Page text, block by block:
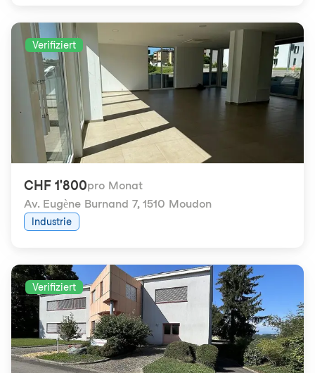
Verifiziert
CHF 1'800pro Monat
Av. Eugène Burnand 7, 1510 Moudon
Industrie
Verifiziert